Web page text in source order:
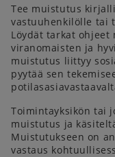
Tee muistutus
vastuuhenkilölle tai
Löydät tarkat ohjeet
viranomaisten ja
muistutus liittyy
pyytää sen
Toimintayksikön tai
muistutus ja
Muistutukseen on
vastaus